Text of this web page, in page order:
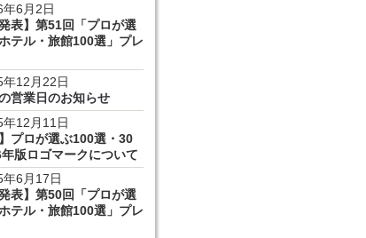
年6月2日
発表】第51回「プロが選
テル・旅館100選」プレ
年12月22日
営業日のお知らせ
年12月11日
】プロが選ぶ100選・30
版ロゴマークについて
年6月17日
発表】第50回「プロが選
テル・旅館100選」プレ